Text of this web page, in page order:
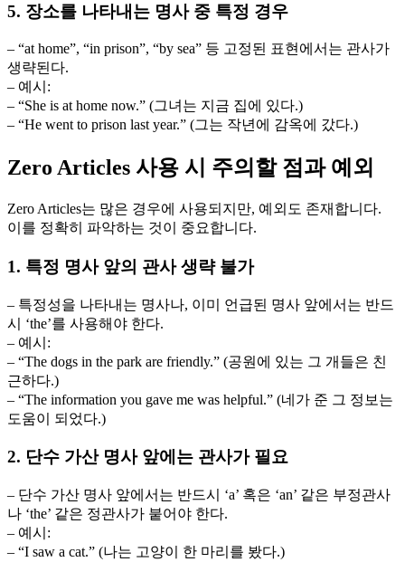
5. 장소를 나타내는 명사 중 특정 경우
– “at home”, “in prison”, “by sea” 등 고정된 표현에서는 관사가
생략된다.
– 예시:
– “She is at home now.” (그녀는 지금 집에 있다.)
– “He went to prison last year.” (그는 작년에 감옥에 갔다.)
Zero Articles 사용 시 주의할 점과 예외
Zero Articles는 많은 경우에 사용되지만, 예외도 존재합니다.
이를 정확히 파악하는 것이 중요합니다.
1. 특정 명사 앞의 관사 생략 불가
– 특정성을 나타내는 명사나, 이미 언급된 명사 앞에서는 반드
시 ‘the’를 사용해야 한다.
– 예시:
– “The dogs in the park are friendly.” (공원에 있는 그 개들은 친
근하다.)
– “The information you gave me was helpful.” (네가 준 그 정보는
도움이 되었다.)
2. 단수 가산 명사 앞에는 관사가 필요
– 단수 가산 명사 앞에서는 반드시 ‘a’ 혹은 ‘an’ 같은 부정관사
나 ‘the’ 같은 정관사가 붙어야 한다.
– 예시:
– “I saw a cat.” (나는 고양이 한 마리를 봤다.)